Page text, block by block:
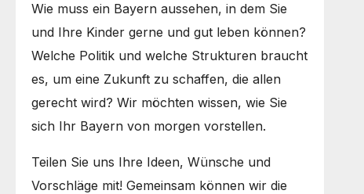
Wie muss ein Bayern aussehen, in dem Sie
und Ihre Kinder gerne und gut leben können?
Welche Politik und welche Strukturen braucht
es, um eine Zukunft zu schaffen, die allen
gerecht wird? Wir möchten wissen, wie Sie
sich Ihr Bayern von morgen vorstellen.
Teilen Sie uns Ihre Ideen, Wünsche und
Vorschläge mit! Gemeinsam können wir die